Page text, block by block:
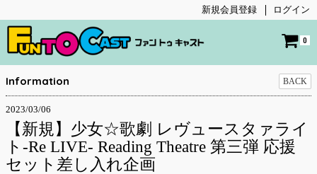
新規会員登録 ログイン
0
Information BACK
2023/03/06
【新規】少女☆歌劇 レヴュースタァライ
ト-Re LIVE- Reading Theatre 第三弾 応援
セット差し入れ企画